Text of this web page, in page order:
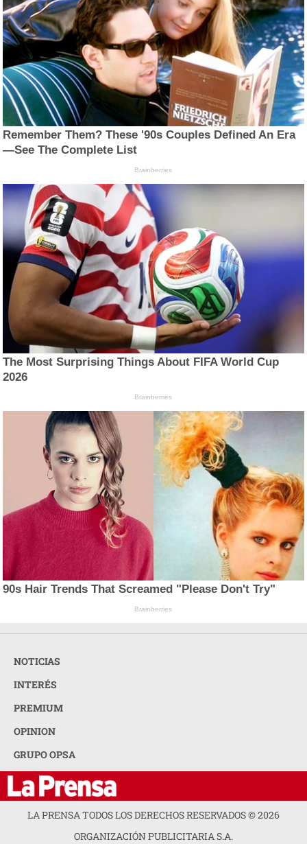
Remember Them? These '90s Couples Defined An Era
—See The Complete List
Brainberries
The Most Surprising Things About FIFA World Cup
2026
Brainberries
90s Hair Trends That Screamed "Please Don't Try"
Brainberries
NOTICIAS
INTERÉS
PREMIUM
OPINION
GRUPO OPSA
LA PRENSA TODOS LOS DERECHOS RESERVADOS ©2026
ORGANIZACIÓN PUBLICITARIA S.A.